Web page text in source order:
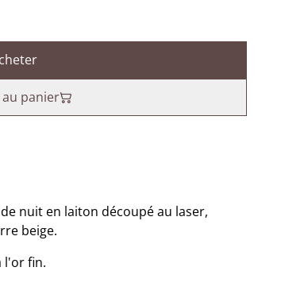
panier
nuit en laiton découpé au laser,
beige.
l'or fin.